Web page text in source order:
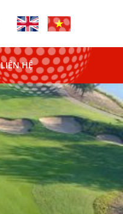
LIÊN HỆ